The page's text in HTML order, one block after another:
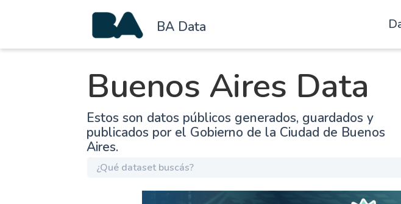
BA Data
Buenos Aires Data
Estos son datos públicos generados, guardados y
publicados por el Gobierno de la Ciudad de Buenos
Aires.